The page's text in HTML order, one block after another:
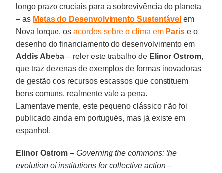
longo prazo cruciais para a sobrevivência do planeta
– as Metas do Desenvolvimento Sustentável em
Nova Iorque, osacordos sobre o clima em Paris e o
desenho do financiamento do desenvolvimento em
Addis Abeba – reler este trabalho de Elinor Ostrom,
que traz dezenas de exemplos de formas inovadoras
de gestão dos recursos escassos que constituem
bens comuns, realmente vale a pena.
Lamentavelmente, este pequeno clássico não foi
publicado ainda em português, mas já existe em
espanhol.
Elinor Ostrom –Governing the commons: the
evolution of institutions for collective action –